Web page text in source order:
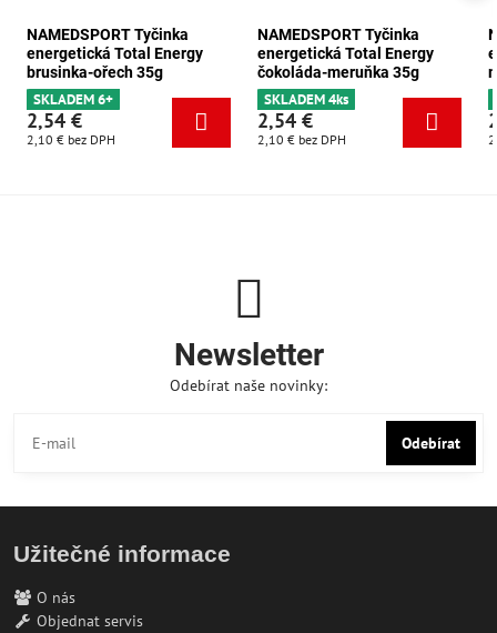
NAMEDSPORT Tyčinka
energetická Total Energy
brusinka-ořech 35g
SKLADEM 6+
2,54 €
2,10 € bez DPH
NAMEDSPORT Tyčinka
energetická Total Energy
čokoláda-meruňka 35g
SKLADEM 4ks
2,54 €
2,10 € bez DPH
Newsletter
Odebírat naše novinky:
Odebírat
Užitečné informace
O nás
Objednat servis